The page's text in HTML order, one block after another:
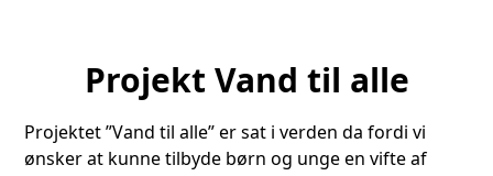
Projekt Vand til alle
Projektet ”Vand til alle” er sat i verden da fordi vi
ønsker at kunne tilbyde børn og unge en vifte af